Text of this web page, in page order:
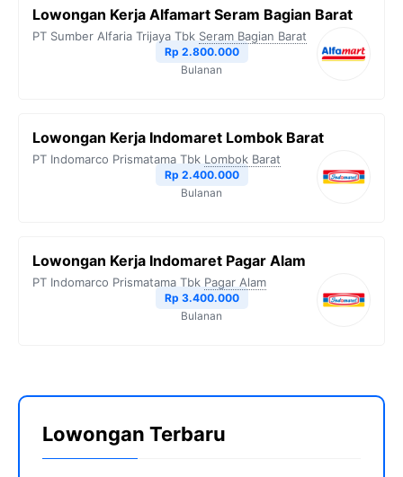
Lowongan Kerja Alfamart Seram Bagian Barat
PT Sumber Alfaria Trijaya Tbk Seram Bagian Barat
Rp 2.800.000
Bulanan
Lowongan Kerja Indomaret Lombok Barat
PT Indomarco Prismatama Tbk Lombok Barat
Rp 2.400.000
Bulanan
Lowongan Kerja Indomaret Pagar Alam
PT Indomarco Prismatama Tbk Pagar Alam
Rp 3.400.000
Bulanan
Lowongan Terbaru